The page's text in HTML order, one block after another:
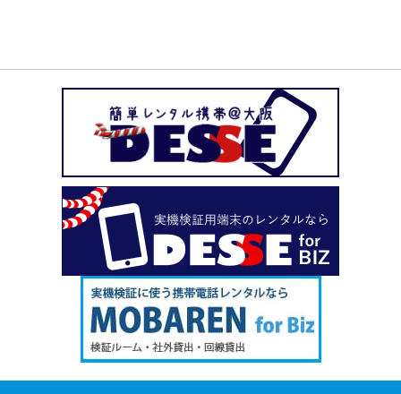
にお送りすることは一切ございません。 お客様と直接や
り取りのできるメールやお電話でのご請求となりますの
で、万一レンタルスマホの使用を他の方に知られたくな
い、という場合も安心してご利用いただけます。
デッセがスマホのレンタルと並行して展開しているのが、
ポケットwifiのレンタルサービスです。 街中にもフリーwifi
はありますが、通信速度に難があったり接続に制限があっ
たりと不便な面も否めません。 それらの影響を受けず、
電波圏内ならいつでも快適にインターネットを楽しめるポ
ケットwifiをレンタルでお得にご利用いただけます。 ご希
望の際はお気軽にご相談ください。
レンタルスマホには通話・通信以外にも様々な利用方法が
あります。 例えば、スマホ用アプリの開発における実機